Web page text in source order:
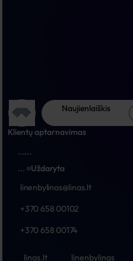
Naujienlaiškis
Klientų aptarnavimas
......
...
Uždaryta
linenbylinas@linas.lt
+370 658 00102
+370 658 00174
linas.lt linenbylinas